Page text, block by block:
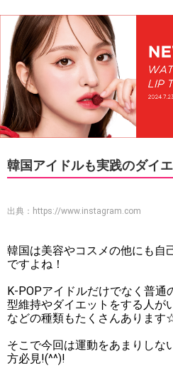
韓国アイドルも実践のダイエ
出典： https://www.instagram.com
韓国は美容やコスメの他にも自
ですよね！
K-POPアイドルだけでなく普通
型維持やダイエットをする人が
などの種類もたくさんあります
そこで今回は運動をあまりしな
方必見!(^^)!